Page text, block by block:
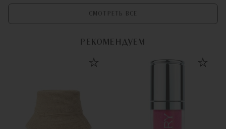
СМОТРЕТЬ ВСЕ
РЕКОМЕНДУЕМ